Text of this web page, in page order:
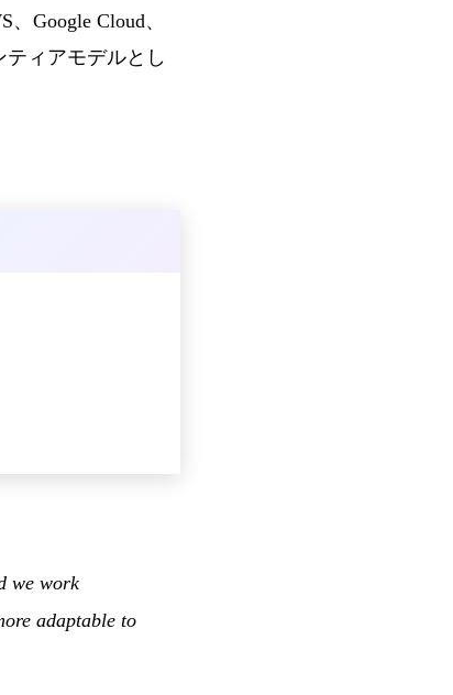
Google Cloud、
ィアモデルとし
we work
adaptable to